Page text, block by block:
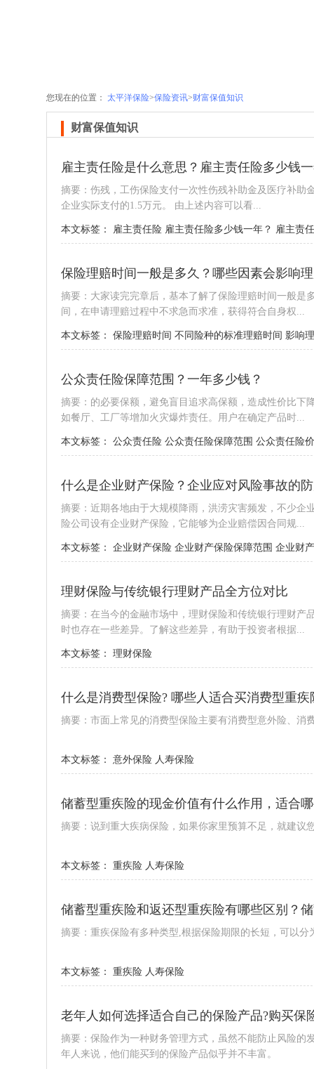
您现在的位置： 太平洋保险>保险资讯>财富保值知识
财富保值知识
雇主责任险是什么意思？雇主责任险多少钱
摘要：伤残，工伤保险支付一次性伤残补助金及医疗补助
企业实际支付的1.5万元。 由上述内容可以看...
本文标签： 雇主责任险 雇主责任险多少钱一年？ 雇主责
保险理赔时间一般是多久？哪些因素会影响
摘要：大家读完完章后，基本了解了保险理赔时间一般是
间，在申请理赔过程中不求急而求准，获得符合自身权...
本文标签： 保险理赔时间 不同险种的标准理赔时间 影响
公众责任险保障范围？一年多少钱？
摘要：的必要保额，避免盲目追求高保额，造成性价比下
如餐厅、工厂等增加火灾爆炸责任。用户在确定产品时...
本文标签： 公众责任险 公众责任险保障范围 公众责任险
什么是企业财产保险？企业应对风险事故的
摘要：近期各地由于大规模降雨，洪涝灾害频发，不少企
险公司设有企业财产保险，它能够为企业赔偿因合同规...
本文标签： 企业财产保险 企业财产保险保障范围 企业财
理财保险与传统银行理财产品全方位对比
摘要：在当今的金融市场中，理财保险和传统银行理财产
时也存在一些差异。了解这些差异，有助于投资者根据...
本文标签： 理财保险
什么是消费型保险? 哪些人适合买消费型重疾
摘要：市面上常见的消费型保险主要有消费型意外险、消
本文标签： 意外保险 人寿保险
储蓄型重疾险的现金价值有什么作用，适合
摘要：说到重大疾病保险，如果你家里预算不足，就建议
本文标签： 重疾险 人寿保险
储蓄型重疾险和返还型重疾险有哪些区别？
摘要：重疾保险有多种类型,根据保险期限的长短，可以
本文标签： 重疾险 人寿保险
老年人如何选择适合自己的保险产品?购买保
摘要：保险作为一种财务管理方式，虽然不能防止风险的
年人来说，他们能买到的保险产品似乎并不丰富。